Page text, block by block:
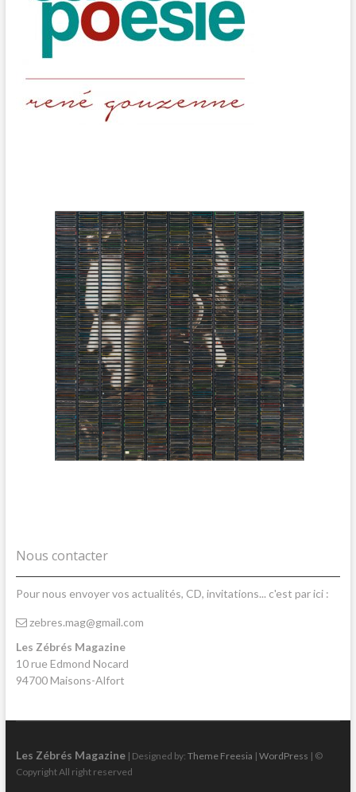
Nous contacter
Pour nous envoyer vos actualités, CD, invitations... c'est par ici :
zebres.mag@gmail.com
Les Zébrés Magazine
10 rue Edmond Nocard
94700 Maisons-Alfort
Les Zébrés Magazine| Designed by: Theme Freesia | WordPress | ©
Copyright All right reserved